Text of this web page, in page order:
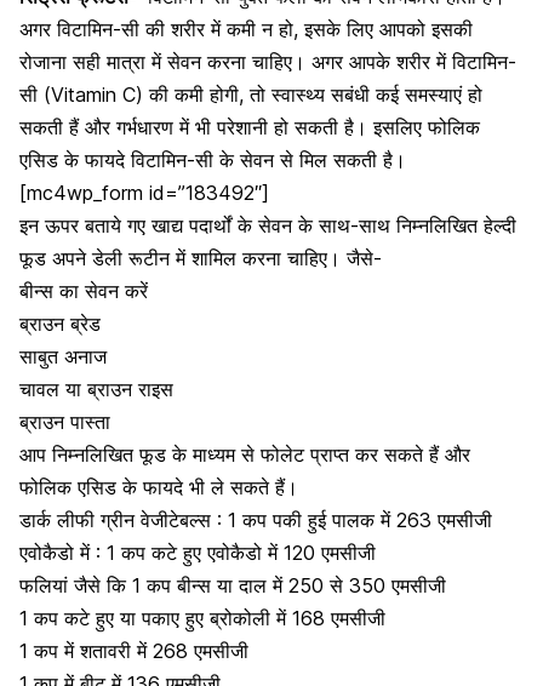
अगरविटामिन-सी की शरीर में कमी न हो, इसके लिए आपको इसकी
रोजाना सही मात्रा में सेवन करना चाहिए। अगर आपके शरीर में विटामिन-
सी (Vitamin C) की कमी होगी, तो स्वास्थ्य सबंधी कई समस्याएं हो
सकती हैं और गर्भधारण में भी परेशानी हो सकती है। इसलिए फोलिक
एसिड के फायदे विटामिन-सी के सेवन से मिल सकती है।
[mc4wp_form id=”183492″]
इन ऊपर बताये गए खाद्य पदार्थों के सेवन के साथ-साथ निम्नलिखित हेल्दी
फूड अपने डेली रूटीन में शामिल करना चाहिए। जैसे-
बीन्स का सेवन करें
ब्राउन ब्रेड
साबुत अनाज
चावल याब्राउन राइस
ब्राउन पास्ता
आप निम्नलिखित फूड के माध्यम से फोलेट प्राप्त कर सकते हैं और
फोलिक एसिड के फायदे भी ले सकते हैं।
डार्क लीफी ग्रीन वेजीटेबल्स : 1 कप पकी हुई पालक में 263 एमसीजी
एवोकैडो में : 1 कप कटे हुए एवोकैडो में 120 एमसीजी
फलियां जैसे कि 1 कप बीन्स या दाल में 250 से 350 एमसीजी
1 कप कटे हुए या पकाए हुए ब्रोकोली में 168 एमसीजी
1 कप में शतावरी में 268 एमसीजी